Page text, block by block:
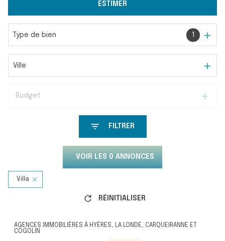
ESTIMER
Type de bien 1
Ville
Budget
FILTRER
VOIR LES 0 ANNONCES
Villa
RÉINITIALISER
AGENCES IMMOBILIÈRES À HYÈRES, LA LONDE, CARQUEIRANNE ET
COGOLIN